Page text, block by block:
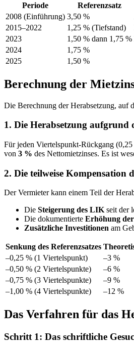
Periode Referenzsatz
2008 (Einführung) 3,50 %
2015–2022
1,25 % (Tiefstand)
2023
1,50 % dann 1,75 %
2024
1,75 %
2025
1,50 %
Berechnung der
Die Berechnung der Herabsetzung, auf
1. Die Herabsetzung aufgrund
Für jeden Viertelspunkt-Rückgang
von 3 % des Nettomietzinses. Es ist
2. Die teilweise Kompensation
Der Vermieter kann einem Teil der
Die Steigerung des LIK seit der
Die dokumentierte Erhöhung
Zusätzliche Investitionen am
Senkung des Referenzsatzes
–0,25 % (1 Viertelspunkt)
–3 %
–0,50 % (2 Viertelspunkte)
–6 %
–0,75 % (3 Viertelspunkte)
–9 %
–1,00 % (4 Viertelspunkte)
–12 %
Das Verfahren für das
Schritt 1: Das schriftliche